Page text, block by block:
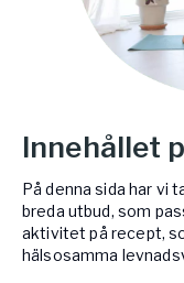
Innehållet
På denna sida har vi
breda utbud, som
aktivitet på recept,
hälsosamma